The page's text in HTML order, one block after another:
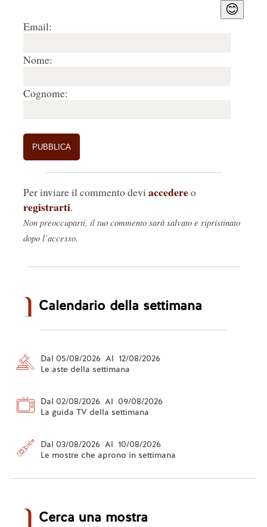
😊
Email:
Nome:
Cognome:
Per inviare il commento devi accedereo
registrarti.
Non preoccuparti, il tuo commento sarà salvato e ripristinato
dopo l’accesso.
Calendario della settimana
Dal 05/08/2026 Al 12/08/2026
Le aste della settimana
Dal 02/08/2026 Al 09/08/2026
La guida TV della settimana
Dal 03/08/2026 Al 10/08/2026
Le mostre che aprono in settimana
Cerca una mostra